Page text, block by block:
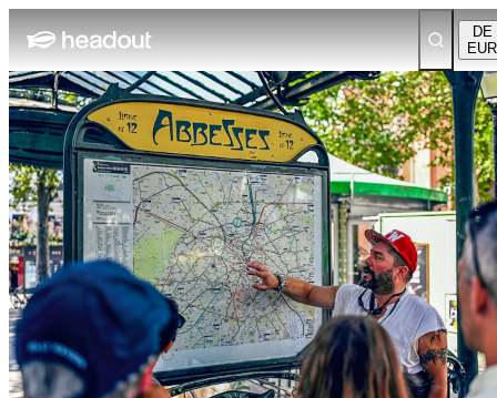
DE
EUR